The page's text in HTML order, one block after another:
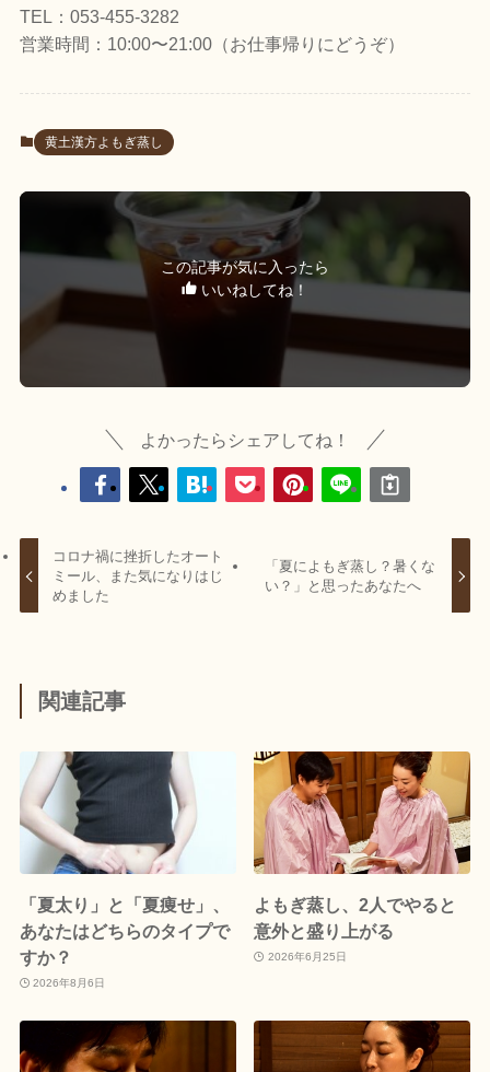
TEL：053-455-3282
営業時間：10:00〜21:00（お仕事帰りにどうぞ）
黄土漢方よもぎ蒸し
この記事が気に入ったら
いいねしてね！
よかったらシェアしてね！
コロナ禍に挫折したオート
ミール、また気になりはじ
めました
「夏によもぎ蒸し？暑くな
い？」と思ったあなたへ
関連記事
「夏太り」と「夏痩せ」、
あなたはどちらのタイプで
すか？
2026年8月6日
よもぎ蒸し、2人でやると
意外と盛り上がる
2026年6月25日